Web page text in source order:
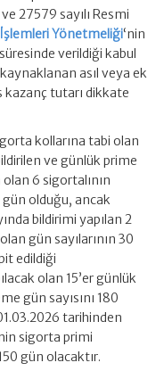
27579 sayılı Resmi
Yönetmeliği‘nin
verildiği kabul
asıl veya ek
kazanç tutarı dikkate
kollarına tabi olan
ve günlük prime
olan 6 sigortalının
gün olduğu, ancak
bildirimi yapılan 2
gün sayılarının 30
edildiği
olan 15’er günlük
gün sayısını 180
tarihinden
sigorta primi
gün olacaktır.